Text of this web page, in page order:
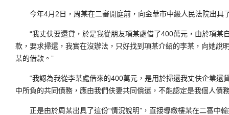
今年4月2日，周某在二審開庭前，向金華市中級人民法院出具
“我丈伕要還貸，於是我從朋友項某處借了400萬元，由於項某
款，要求掃還，我實在沒辦法，只好找到項某介紹的李某，向她說
某的借款。”
“我認為我從李某處借來的400萬元，是用於掃還我丈伕企業還
中所負的共同債務，應由我們伕妻共同償還，不能認定是我個人
正是由於周某出具了這份“情況說明”，直接導緻樓某在二審中輸